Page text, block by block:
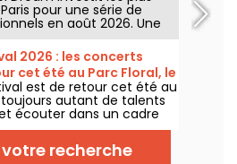
pour une série de
en août 2026. Une
unique qui célèbre
résilience à travers les
de l'Église Afro-
2026 : les concerts
cet été au Parc Floral, le
est de retour cet été au
toujours autant de talents
écouter dans un cadre
programme des concerts
du 24 juin au 6
! recherche